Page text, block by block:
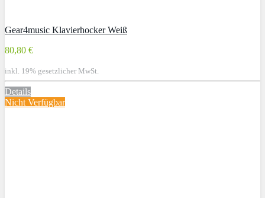
Gear4music Klavierhocker Weiß
80,80 €
inkl. 19% gesetzlicher MwSt.
Details
Nicht Verfügbar